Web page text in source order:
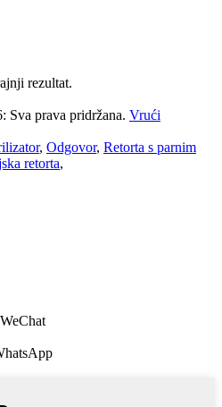
rezultat.
Sva prava pridržana. Vrući
, Odgovor, Retorta s parnim
retorta,
WeChat